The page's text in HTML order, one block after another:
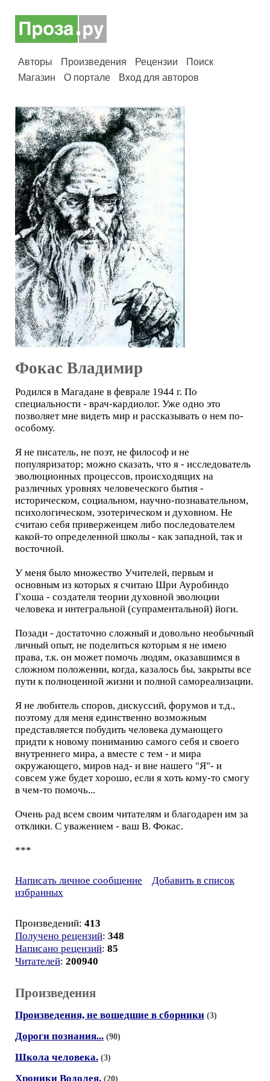
Авторы Произведения Рецензии
Поиск
Магазин
О портале Вход для авторов
Фокас Владимир
Родился в Магадане в феврале 1944 г. По
специальности - врач-кардиолог. Уже одно это
позволяет мне видеть мир и рассказывать о нем по-
особому.
Я не писатель, не поэт, не философ и не
популяризатор; можно сказать, что я - исследователь
эволюционных процессов, происходящих на
различных уровнях человеческого бытия -
историческом, социальном, научно-познавательном,
психологическом, эзотерическом и духовном. Не
считаю себя приверженцем либо последователем
какой-то определенной школы - как западной, так и
восточной.
У меня было множество Учителей, первым и
основным из которых я считаю Шри Ауробиндо
Гхоша - создателя теории духовной эволюции
человека и интегральной (супраментальной) йоги.
Позади - достаточно сложный и довольно необычный
личный опыт, не поделиться которым я не имею
права, т.к. он может помочь людям, оказавшимся в
сложном положении, когда, казалось бы, закрыты все
пути к полноценной жизни и полной самореализации.
Я не любитель споров, дискуссий, форумов и т.д.,
поэтому для меня единственно возможным
представляется побудить человека думающего
придти к новому пониманию самого себя и своего
внутреннего мира, а вместе с тем - и мира
окружающего, миров над- и вне нашего "Я"- и
совсем уже будет хорошо, если я хоть кому-то смогу
в чем-то помочь...
Очень рад всем своим читателям и благодарен им за
отклики. С уважением - ваш В. Фокас.
***
Написать личное сообщение
Добавить в список
избранных
Произведений: 413
Получено рецензий: 348
Написано рецензий: 85
Читателей: 200940
Произведения
Произведения, не вошедшие в сборники (3)
Дороги познания... (90)
Школа человека. (3)
Хроники Водолея. (20)